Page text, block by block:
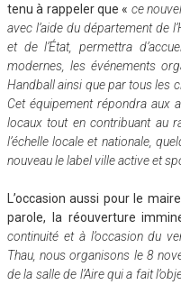
tenu à rappeler que « ce
avec l’aide du département de
et de l’État, permettra
modernes, les événements
Handball ainsi que par tous les
Cet équipement répondra aux
locaux tout en contribuant au
l’échelle locale et nationale,
nouveau le label ville active et
L’occasion aussi pour le
parole, la réouverture
continuité et à l’occasion du
Thau, nous organisons le 8
de la salle de l’Aire qui a fait